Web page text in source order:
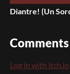
Comments
Log in with itch.io